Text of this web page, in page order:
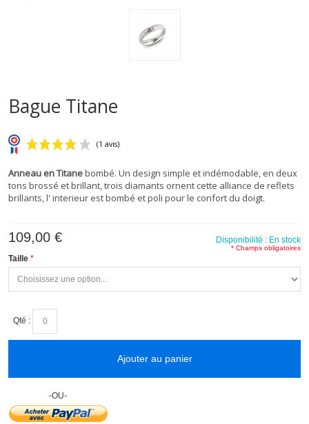
Bague Titane
Anneau en Titanebombé. Un design simple et indémodable, en deux
tons brossé et brillant, trois diamants ornent cette alliance de reflets
brillants, l' interieur est bombé et poli pour le confort du doigt.
Disponibilité : En stock
109,00 €
Taille
* Champs obligatoires
Qté :
Ajouter au panier
-OU-